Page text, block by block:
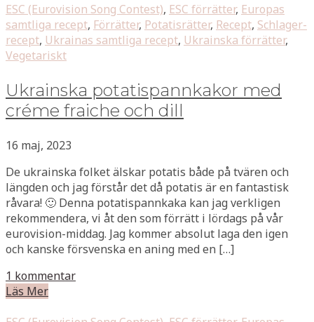
ESC (Eurovision Song Contest), ESC förrätter, Europas
samtliga recept, Förrätter, Potatisrätter, Recept, Schlager-
recept, Ukrainas samtliga recept, Ukrainska förrätter,
Vegetariskt
Ukrainska potatispannkakor med
créme fraiche och dill
16 maj, 2023
De ukrainska folket älskar potatis både på tvären och
längden och jag förstår det då potatis är en fantastisk
råvara! 🙂 Denna potatispannkaka kan jag verkligen
rekommendera, vi åt den som förrätt i lördags på vår
eurovision-middag. Jag kommer absolut laga den igen
och kanske försvenska en aning med en […]
1 kommentar
Läs Mer